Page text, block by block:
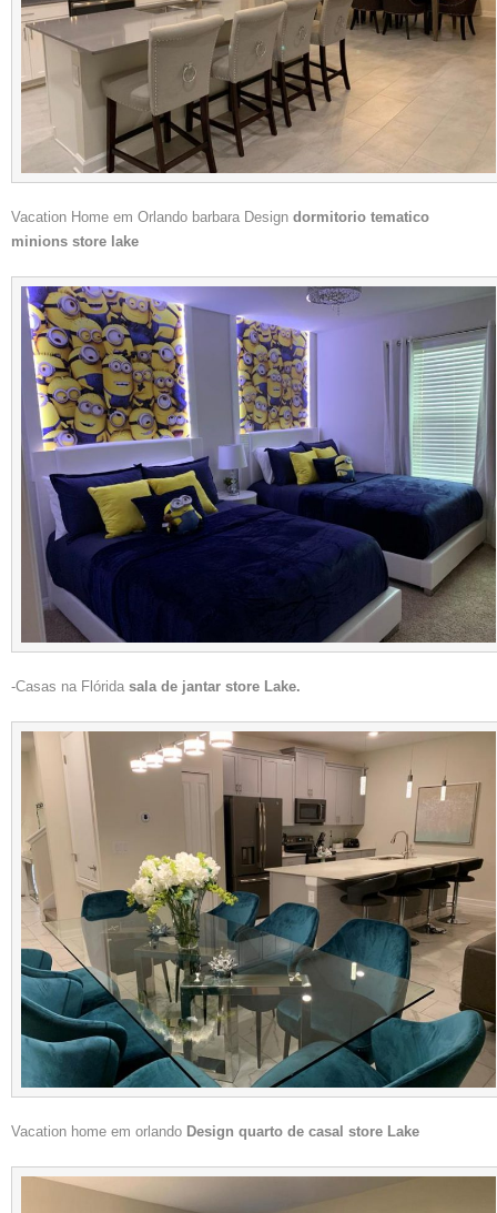
Vacation Home em Orlando barbara Design dormitorio tematico
minions store lake
-Casas na Flórida sala de jantar store Lake.
Vacation home em orlando Design quarto de casal store Lake